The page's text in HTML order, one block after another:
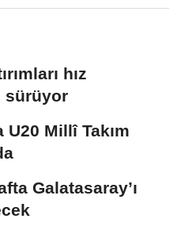
hız
sürüyor
U20 Millî Takım
Galatasaray’ı